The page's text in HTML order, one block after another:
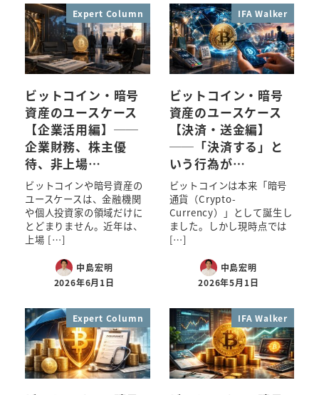
Expert Column
ビットコイン・暗号
資産のユースケース
【企業活用編】──
企業財務、株主優
待、非上場…
ビットコインや暗号資産の
ユースケースは、金融機関
や個人投資家の領域だけに
とどまりません。近年は、
上場 […]
中島宏明
2026年6月1日
IFA Walker
ビットコイン・暗号
資産のユースケース
【決済・送金編】
──「決済する」と
いう行為が…
ビットコインは本来「暗号
通貨（Crypto-
Currency）」として誕生し
ました。しかし現時点では
[…]
中島宏明
2026年5月1日
Expert Column IFA Walker